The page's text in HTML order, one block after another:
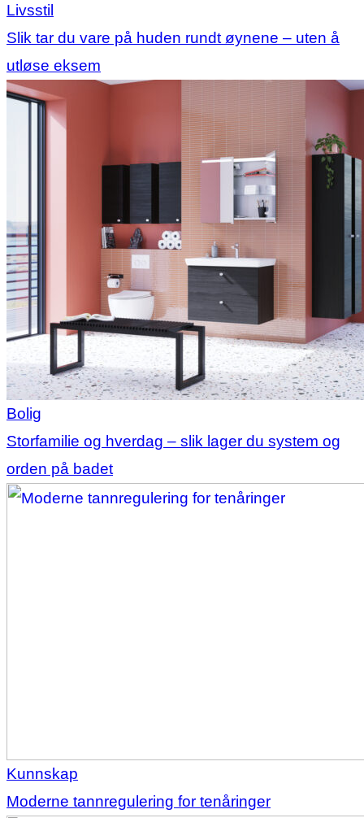
Livsstil
Slik tar du vare på huden rundt øynene – uten å
utløse eksem
Bolig
Storfamilie og hverdag – slik lager du system og
orden på badet
Kunnskap
Moderne tannregulering for tenåringer